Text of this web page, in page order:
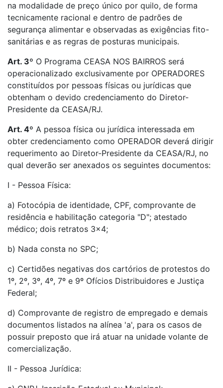
na modalidade de preço único por quilo, de forma
tecnicamente racional e dentro de padrões de
segurança alimentar e observadas as exigências fito-
sanitárias e as regras de posturas municipais.
Art. 3º O Programa CEASA NOS BAIRROS será
operacionalizado exclusivamente por OPERADORES
constituídos por pessoas físicas ou jurídicas que
obtenham o devido credenciamento do Diretor-
Presidente da CEASA/RJ.
Art. 4º A pessoa física ou jurídica interessada em
obter credenciamento como OPERADOR deverá dirigir
requerimento ao Diretor-Presidente da CEASA/RJ, no
qual deverão ser anexados os seguintes documentos:
I - Pessoa Física:
a) Fotocópia de identidade, CPF, comprovante de
residência e habilitação categoria "D"; atestado
médico; dois retratos 3x4;
b) Nada consta no SPC;
c) Certidões negativas dos cartórios de protestos do
1º, 2º, 3º, 4º, 7º e 9º Ofícios Distribuidores e Justiça
Federal;
d) Comprovante de registro de empregado e demais
documentos listados na alínea 'a', para os casos de
possuir preposto que irá atuar na unidade volante de
comercialização.
II - Pessoa Jurídica: